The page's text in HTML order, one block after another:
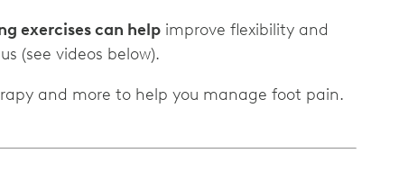
exercises can help improve flexibility and
(see videos below).
and more to help you manage foot pain.